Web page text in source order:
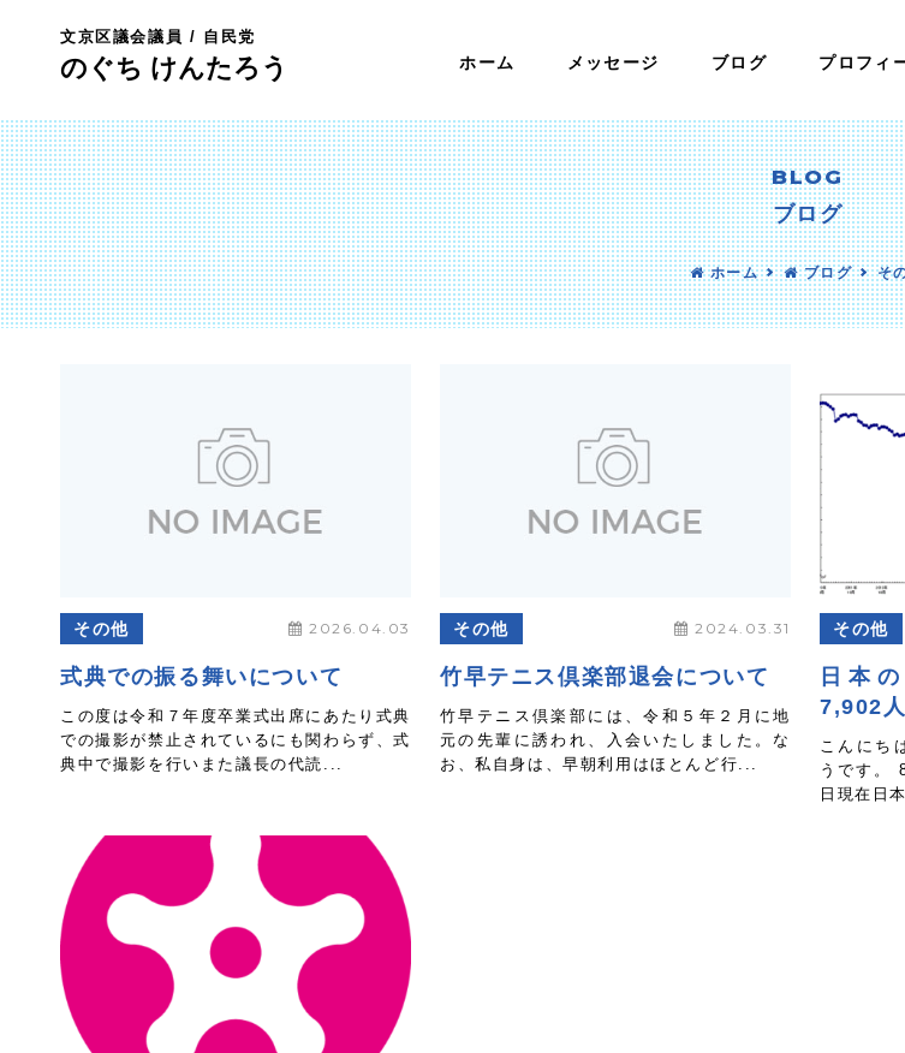
文京区議会議員 / 自民党
のぐち けんたろう ホーム メッセージ ブログ プロフィ
BLOG
ブログ
ホーム ブログ そ
その他 2026.04.03
式典での振る舞いについて
この度は令和７年度卒業式出席にあたり式典
での撮影が禁止されているにも関わらず、式
典中で撮影を行いまた議長の代読...
その他 2024.03.31
竹早テニス倶楽部退会について
竹早テニス倶楽部には、令和５年２月に地
元の先輩に誘われ、入会いたしました。な
お、私自身は、早朝利用はほとんど行...
その他
日本
7,902
こんにち
うです。
日現在日